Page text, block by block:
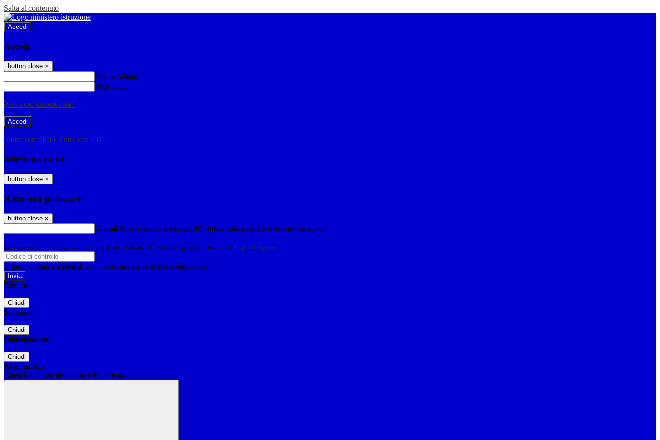
Salta al contenuto
Accedi
Accedi
button close ×
Nome Utente
Password
Password dimenticata?
-
Entra con SPID Entra con CIE
Seleziona utente
button close ×
Recupero password
button close ×
E-mail Verrà inviato un messaggio all'indirizzo indicato con le istruzioni necessarie.
Non hai una e-mail associata al nome utente? Effettua il reset della password tramite la Login Spaggiari
E-mail inviata, si prega di controllare la casella di posta elettronica!
Errore
Chiudi
Successo
Chiudi
Informazione
Chiudi
Attendere...
Attendere il completamento dell'operazione...